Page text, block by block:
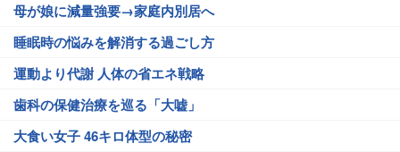
母が娘に減量強要→家庭内別居へ
睡眠時の悩みを解消する過ごし方
運動より代謝 人体の省エネ戦略
歯科の保健治療を巡る「大嘘」
大食い女子 46キロ体型の秘密